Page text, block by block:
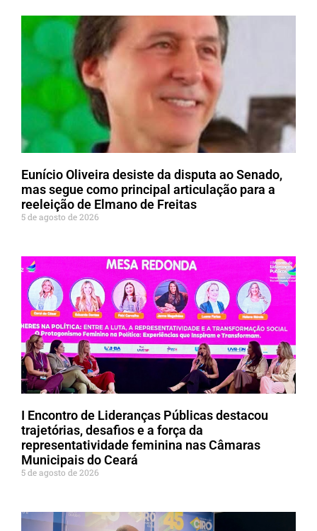
Eunício Oliveira desiste da disputa ao Senado,
mas segue como principal articulação para a
reeleição de Elmano de Freitas
5 de agosto de 2026
I Encontro de Lideranças Públicas destacou
trajetórias, desafios e a força da
representatividade feminina nas Câmaras
Municipais do Ceará
5 de agosto de 2026